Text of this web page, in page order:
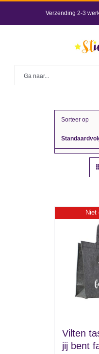
content
Verzending 2-3
Ga naar...
Sorteer op
12
Niet
Vilten
jij bent